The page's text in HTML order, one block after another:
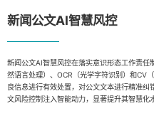
新闻公文AI智慧风控
新闻公文AI智慧风控在落实意识形态工作责
然语言处理）、OCR（光学字符识别）和CV
良信息进行有效处置，对公文文本进行精准
文风险控制注入智能动力，显著提升其智慧化